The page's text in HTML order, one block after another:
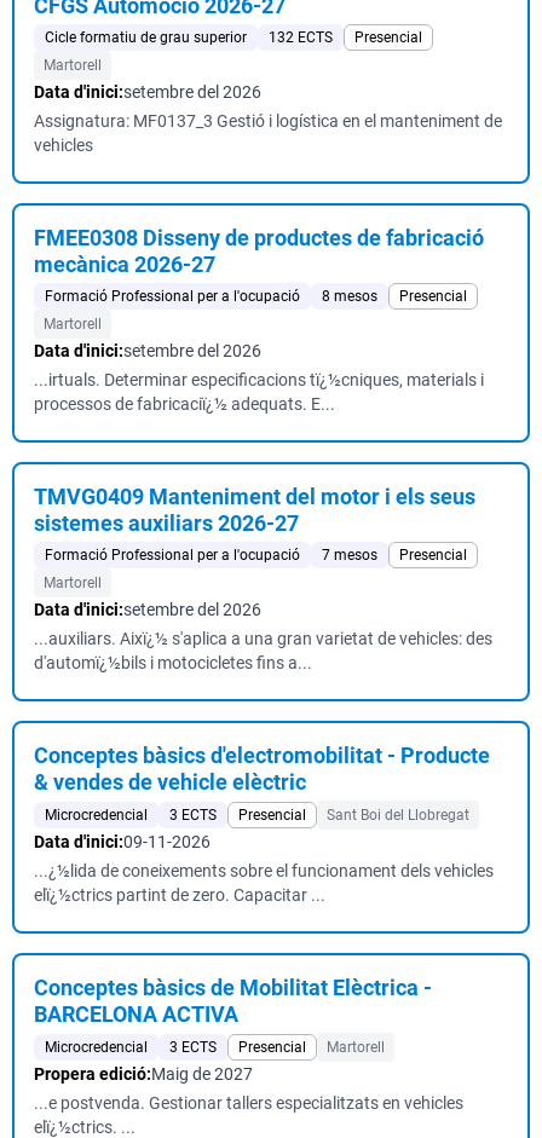
CFGS Automoció 2026-27
Cicle formatiu de grau superior 132 ECTS
Presencial
Martorell
Data d'inici:setembre del 2026
Assignatura: MF0137_3 Gestió i logística en el manteniment de
vehicles
FMEE0308 Disseny de productes de fabricació
mecànica 2026-27
Formació Professional per a l'ocupació 8 mesos
Presencial
Martorell
Data d'inici:setembre del 2026
...irtuals. Determinar especificacions tï¿½cniques, materials i
processos de fabricaciï¿½ adequats. E...
TMVG0409 Manteniment del motor i els seus
sistemes auxiliars 2026-27
Formació Professional per a l'ocupació 7 mesos
Presencial
Martorell
Data d'inici:setembre del 2026
...auxiliars. Aixï¿½ s'aplica a una gran varietat de vehicles: des
d'automï¿½bils i motocicletes fins a...
Conceptes bàsics d'electromobilitat - Producte
& vendes de vehicle elèctric
Microcredencial 3 ECTS Presencial Sant Boi del Llobregat
Data d'inici:09-11-2026
...¿½lida de coneixements sobre el funcionament dels vehicles
elï¿½ctrics partint de zero. Capacitar ...
Conceptes bàsics de Mobilitat Elèctrica -
BARCELONA ACTIVA
Microcredencial 3 ECTS Presencial Martorell
Propera edició:Maig de 2027
...e postvenda. Gestionar tallers especialitzats en vehicles
elï¿½ctrics. ...